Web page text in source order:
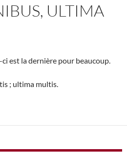
ULTIMA
est la dernière pour beaucoup.
; ultima multis.